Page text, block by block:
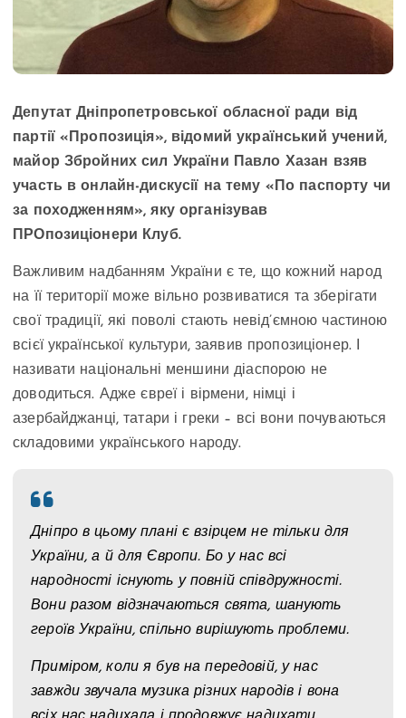
Депутат Дніпропетровської обласної ради від
партії «Пропозиція», відомий український учений,
майор Збройних сил України Павло Хазан взяв
участь в онлайн-дискусії на тему «По паспорту чи
за походженням», яку організував
ПРОпозиціонери Клуб.
Важливим надбанням України є те, що кожний народ
на її території може вільно розвиватися та зберігати
свої традиції, які поволі стають невід’ємною частиною
всієї української культури, заявив пропозиціонер. І
називати національні меншини діаспорою не
доводиться. Адже євреї і вірмени, німці і
азербайджанці, татари і греки – всі вони почуваються
складовими українського народу.
Дніпро в цьому плані є взірцем не тільки для
України, а й для Європи. Бо у нас всі
народності існують у повній співдружності.
Вони разом відзначаються свята, шанують
героїв України, спільно вирішують проблеми.
Приміром, коли я був на передовій, у нас
завжди звучала музика різних народів і вона